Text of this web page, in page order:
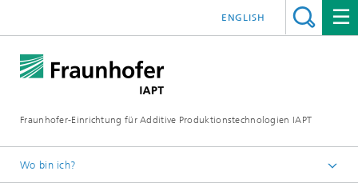
Fraunhofer-Einrichtung für Additive Produktionstechnologien IAPT
ENGLISH
Wo bin ich?